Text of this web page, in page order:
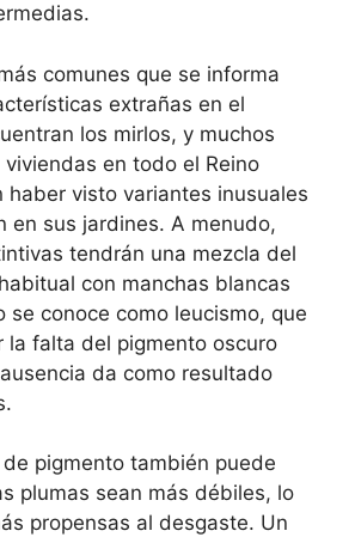
comunes que se informa
extrañas en el
los mirlos, y muchos
en todo el Reino
haber visto variantes inusuales
en sus jardines. A menudo,
tendrán una mezcla del
con manchas blancas
se conoce como leucismo, que
la falta del pigmento oscuro
da como resultado
pigmento también puede
plumas sean más débiles, lo
propensas al desgaste. Un